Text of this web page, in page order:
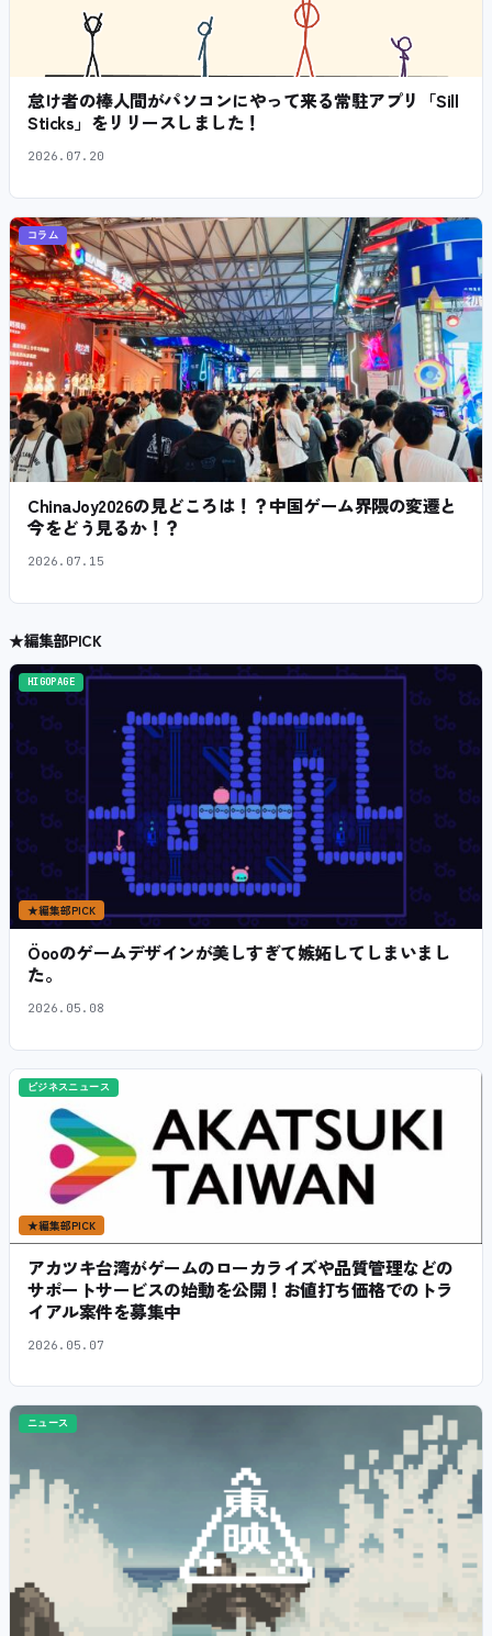
怠け者の棒人間がパソコンにやって来る常駐アプリ「Sill
Sticks」をリリースしました！
2026.07.20
コラム
ChinaJoy2026の見どころは！？中国ゲーム界隈の変遷と
今をどう見るか！？
2026.07.15
★編集部PICK
HIGOPAGE
★編集部PICK
Öooのゲームデザインが美しすぎて嫉妬してしまいまし
た。
2026.05.08
ビジネスニュース
★編集部PICK
アカツキ台湾がゲームのローカライズや品質管理などの
サポートサービスの始動を公開！お値打ち価格でのトラ
イアル案件を募集中
2026.05.07
ニュース